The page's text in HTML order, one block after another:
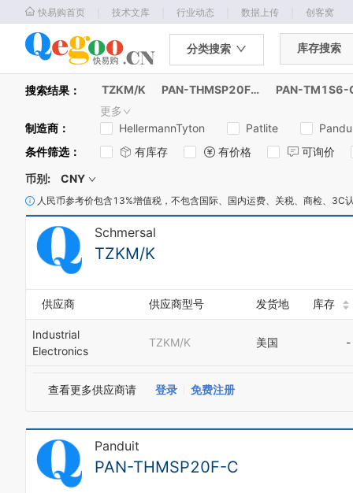
快易购首页 技术文库 行业动态 数据上传 创客窝
分类搜索 库存搜索
搜索结果： TZKM/K PAN-THMSP20F-C PAN-TM1S6-
更多
制造商 ： HellermannTyton Patlite
条件筛选： 有库存 有价格
可询价
币别:
CNY
人民币参考价包含13%增值税，不包含国际、国内运费、关税、商检、3C
Schmersal
TZKM/K
供应商 供应商型号 发货地 库存
Industrial
Electronics
TZKM/K 美国 -
查看更多供应商请 登录 免费注册
Panduit
PAN-THMSP20F-C